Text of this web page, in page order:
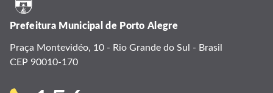
Prefeitura Municipal de Porto Alegre
Praça Montevidéo, 10 - Rio Grande do Sul - Brasil
CEP 90010-170